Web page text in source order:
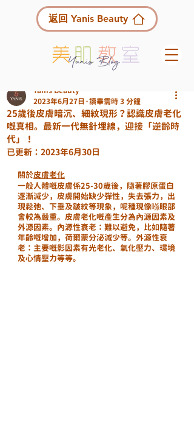
返回 Yanis Beauty
25歲後皮膚暗沉、細紋現形？認識皮膚老化
嘅真相。最新一代無針埋線，迎接「逆齡時
代」！
Yanis Beauty
2023年6月27日 讀畢需時 3 分鐘
已更新： 2023年6月30日
關於皮膚老化
一般人體嘅皮膚係25-30歲後，隨著膠原蛋白
逐漸減少，皮膚開始缺少彈性，失去張力，出
現鬆弛、下垂及皺紋等現象，呢種現像喺眼部
會較為嚴重。皮膚老化嘅產生分為內源因素及
外源因素。內源性衰老：難以避免，比如隨著
年齡嘅增加，荷爾蒙分泌減少等。外源性衰
老：主要嘅影因素有光老化、氧化壓力、環境
及心情壓力等等。